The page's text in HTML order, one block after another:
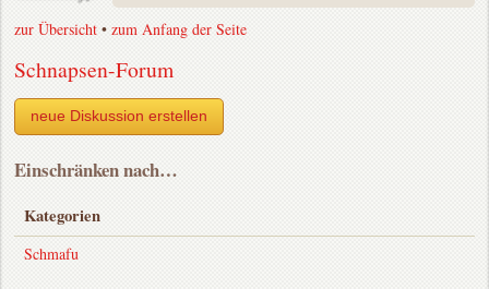
zur Übersicht •zum Anfang der Seite
Schnapsen-Forum
neue Diskussion erstellen
Einschränken nach…
Kategorien
Schmafu